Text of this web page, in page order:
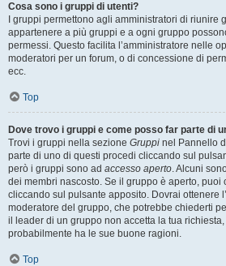
Cosa sono i gruppi di utenti?
I gruppi permettono agli amministratori di riunire
appartenere a più gruppi e a ogni gruppo
permessi. Questo facilita l’amministratore nelle
moderatori per un forum, o di concessione di
ecc.
Top
Dove trovo i gruppi e come posso far parte di
Trovi i gruppi nella sezione Gruppi nel Pannello
parte di uno di questi procedi cliccando sul
però i gruppi sono ad accesso aperto. Alcuni
dei membri nascosto. Se il gruppo è aperto, puoi
cliccando sul pulsante apposito. Dovrai ottenere
moderatore del gruppo, che potrebbe chiederti
il leader di un gruppo non accetta la tua
probabilmente ha le sue buone ragioni.
Top